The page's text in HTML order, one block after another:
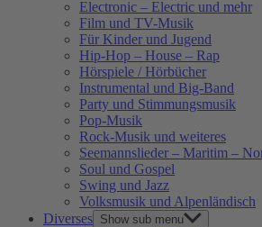
Electronic – Electric und mehr
Film und TV-Musik
Für Kinder und Jugend
Hip-Hop – House – Rap
Hörspiele / Hörbücher
Instrumental und Big-Band
Party und Stimmungsmusik
Pop-Musik
Rock-Musik und weiteres
Seemannslieder – Maritim –
Soul und Gospel
Swing und Jazz
Volksmusik und Alpenländisch
Diverses Show sub menu